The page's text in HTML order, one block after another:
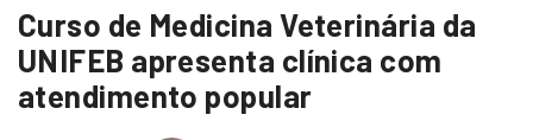
Curso de Medicina Veterinária da
UNIFEB apresenta clínica com
atendimento popular